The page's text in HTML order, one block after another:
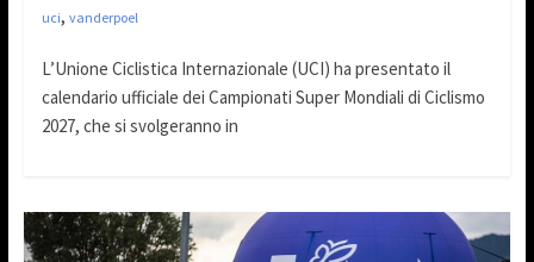
uci, vanderpoel
L’Unione Ciclistica Internazionale (UCI) ha presentato il
calendario ufficiale dei Campionati Super Mondiali di Ciclismo
2027, che si svolgeranno in